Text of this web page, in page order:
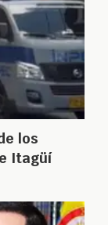
los
Itagüí